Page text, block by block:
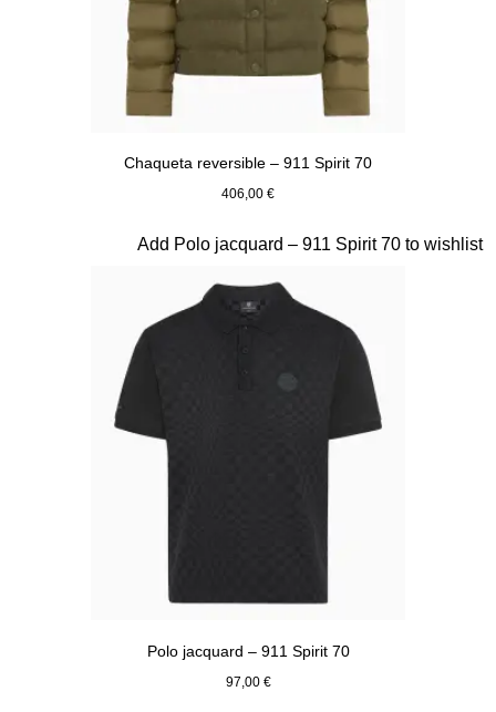
Chaqueta reversible – 911 Spirit 70
406,00 €
Polo jacquard – 911 Spirit 70
97,00 €
Add Polo jacquard – 911 Spirit 70 to wishlist
Diapositiva 5 de 20